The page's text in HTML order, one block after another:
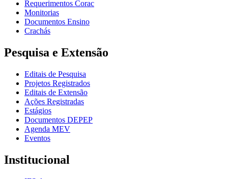
Requerimentos Corac
Monitorias
Documentos Ensino
Crachás
Pesquisa e Extensão
Editais de Pesquisa
Projetos Registrados
Editais de Extensão
Ações Registradas
Estágios
Documentos DEPEP
Agenda MEV
Eventos
Institucional